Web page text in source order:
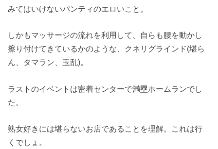
みてはいけないパンティのエロいこと。
しかもマッサージの流れを利用して、自らも腰を動かし
擦り付けてきているかのような、クネリグラインド(堪ら
ん、タマラン、玉乱)。
ラストのイベントは密着センターで満塁ホームランでし
た。
熟女好きには堪らないお店であることを理解。これは行
くでしょ。